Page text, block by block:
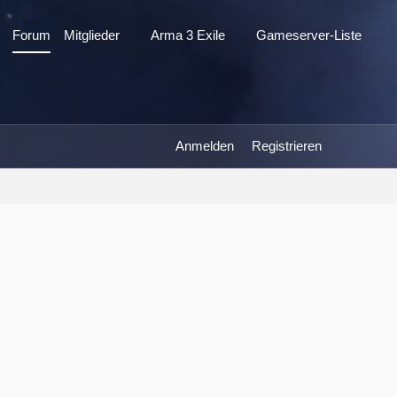
Forum Mitglieder Arma 3 Exile Gameserver-Liste
Anmelden Registrieren